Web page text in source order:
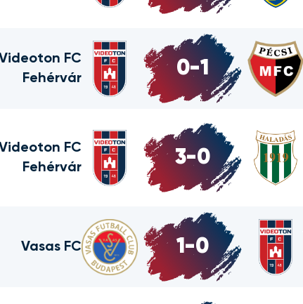
FC
Fehérvár
0-1
FC
Fehérvár
3-0
Vasas FC 1 -0